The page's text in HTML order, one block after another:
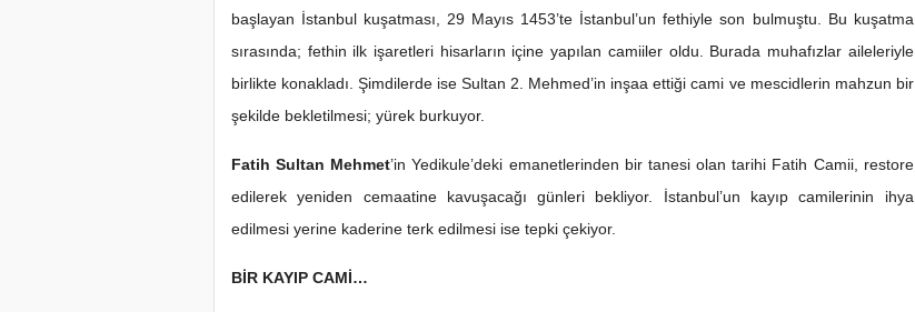
başlayan İstanbul kuşatması, 29 Mayıs 1453’te İstanbul’un fethiyle son bulmuştu. Bu kuşatma
sırasında; fethin ilk işaretleri hisarların içine yapılan camiiler oldu. Burada muhafızlar aileleriyle
birlikte konakladı. Şimdilerde ise Sultan 2. Mehmed’in inşaa ettiği cami ve mescidlerin mahzun bir
şekilde bekletilmesi; yürek burkuyor.
Fatih Sultan Mehmet’in Yedikule’deki emanetlerinden bir tanesi olan tarihi Fatih Camii, restore
edilerek yeniden cemaatine kavuşacağı günleri bekliyor. İstanbul’un kayıp camilerinin ihya
edilmesi yerine kaderine terk edilmesi ise tepki çekiyor.
BİR KAYIP CAMİ…